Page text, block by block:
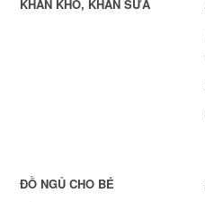
KHĂN KHÔ, KHĂN SỮA
ĐỒ NGỦ CHO BÉ